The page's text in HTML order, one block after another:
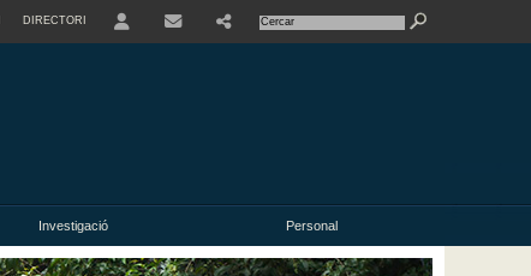
DIRECTORI
Investigació Personal